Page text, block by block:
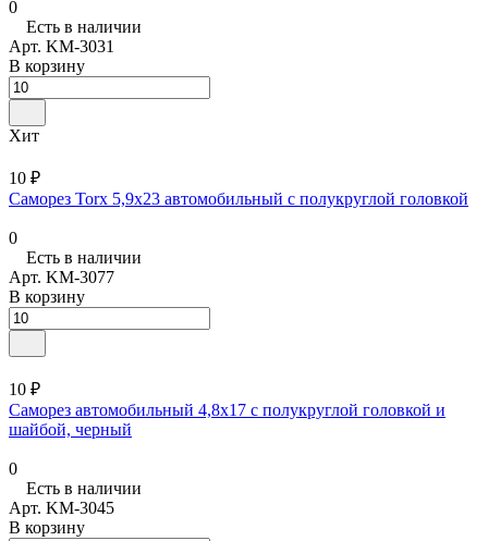
0
Есть в наличии
Арт. KM-3031
В корзину
Хит
10 ₽
Саморез Torx 5,9x23 автомобильный с полукруглой головкой
0
Есть в наличии
Арт. KM-3077
В корзину
10 ₽
Саморез автомобильный 4,8x17 с полукруглой головкой и
шайбой, черный
0
Есть в наличии
Арт. KM-3045
В корзину